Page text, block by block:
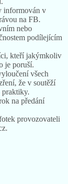
v
na FB.
nebo
podílejícím
kteří jakýmkoliv
je poruší.
všech
že v soutěží
praktiky.
na předání
provozovateli